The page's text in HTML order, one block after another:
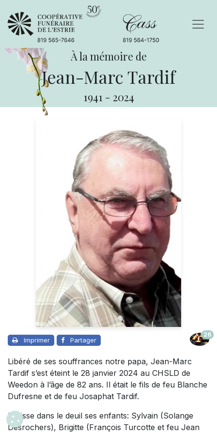
À la mémoire de
Jean-Marc Tardif
1941 - 2024
Imprimer Partager
26
Libéré de ses souffrances notre papa, Jean-Marc
Tardif s’est éteint le 28 janvier 2024 au CHSLD de
Weedon à l’âge de 82 ans. Il était le fils de feu Blanche
Dufresne et de feu Josaphat Tardif.
Il laisse dans le deuil ses enfants: Sylvain (Solange
Desrochers), Brigitte (François Turcotte et feu Jean